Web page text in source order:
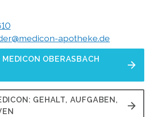
apotheke.de
OBERASBACH
GEHALT, AUFGABEN,